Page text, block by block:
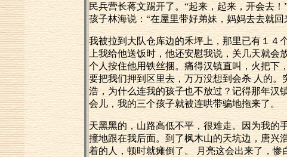
民兵营长蒋文踢开了。“起来，起来，开会去
孩子林海说：“在屋里带好弟妹，妈妈去去就回
我被拉到大队仓库边的禾坪上，那里已有１４
上我给他送饭时，他还安慰我说，关几天就会
个人按住他用铁丝捆。痛得汉镇直叫，火把下
要把我们押到区里去，万万没想到会杀 人的
浩，为什么连我的孩子也不放过？记得那年汉
会儿，我的三个孩子就被连哄带骗地拖来了。
天黑黑的，山路高低不平，很难走。因为我的
撞地跟在我后面。到了枫木山的天坑边，唐兴
着的人，顿时就瘫倒了。 月亮这会出来了，